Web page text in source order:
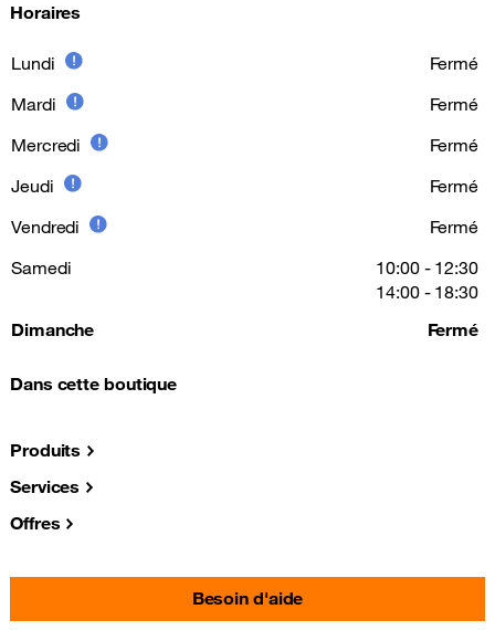
Horaires
Lundi
Fermé
Mardi
Fermé
Mercredi
Fermé
Jeudi
Fermé
Vendredi
Fermé
Samedi
10:00 - 12:30
14:00 - 18:30
Dimanche
Fermé
Dans cette boutique
Produits
Services
Offres
Besoin d'aide